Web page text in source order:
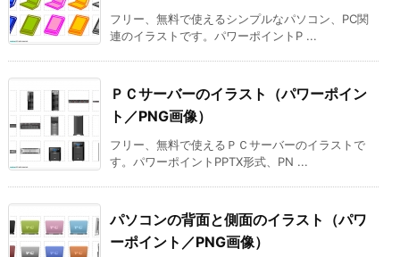
フリー、無料で使えるシンプルなパソコン、PC関
連のイラストです。パワーポイントP ...
ＰＣサーバーのイラスト（パワーポイン
ト／PNG画像）
フリー、無料で使えるＰＣサーバーのイラストで
す。パワーポイントPPTX形式、PN ...
パソコンの背面と側面のイラスト（パワ
ーポイント／PNG画像）